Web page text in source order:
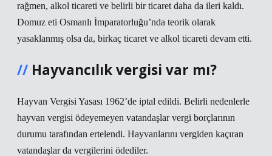
rağmen, alkol ticareti ve belirli bir ticaret daha da ileri kaldı.
Domuz eti Osmanlı İmparatorluğu’nda teorik olarak
yasaklanmış olsa da, birkaç ticaret ve alkol ticareti devam etti.
Hayvancılık vergisi var mı?
Hayvan Vergisi Yasası 1962’de iptal edildi. Belirli nedenlerle
hayvan vergisi ödeyemeyen vatandaşlar vergi borçlarının
durumu tarafından ertelendi. Hayvanlarını vergiden kaçıran
vatandaşlar da vergilerini ödediler.